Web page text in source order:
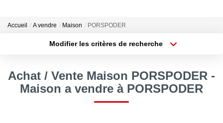
ACHETER
Locations Saisonnières
Accueil A vendre Maison PORSPODER
Modifier les critères de recherche
Sélectionnez...
Type de bien
Surface min
Achat / Vente Maison PORSPODER -
Maison a vendre à PORSPODER